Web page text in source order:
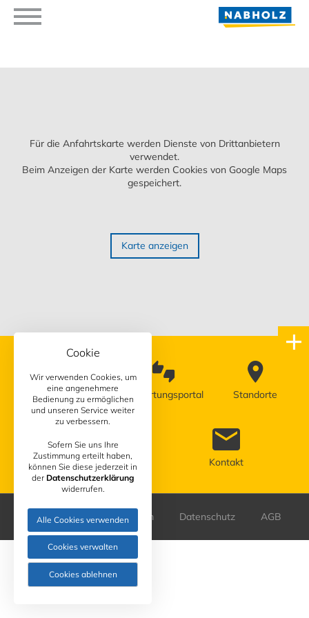
Cookie
Wir verwenden Cookies, um
eine angenehmere
Bedienung zu ermöglichen
und unseren Service weiter
zu verbessern.
Sofern Sie uns Ihre
Zustimmung erteilt haben,
können Sie diese jederzeit in
der Datenschutzerklärung
widerrufen.
Alle Cookies verwenden
Cookies verwalten
Cookies ablehnen
Für die Anfahrtskarte werden Dienste von Drittanbietern
verwendet.
Beim Anzeigen der Karte werden Cookies von Google Maps
gespeichert.
Karte anzeigen
Terminvereinbarung Bewertungsportal Standorte
Wiki Kontakt
Sitemap Impressum Datenschutz AGB